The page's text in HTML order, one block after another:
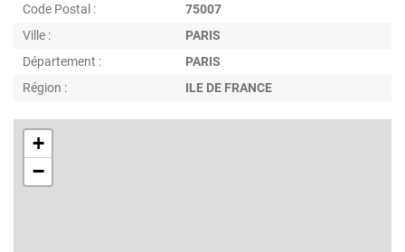
Code Postal :
75007
Ville :
PARIS
Département :
PARIS
Région :
ILE DE FRANCE
+
−